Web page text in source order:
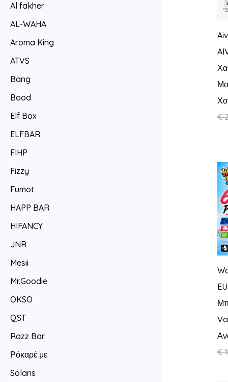
Al fakher
AL-WAHA
Aroma King
ATVS
Bang
Bood
Elf Box
ELFBAR
FIHP
Fizzy
Fumot
HAPP BAR
HIFANCY
JNR
Mesii
Mr.Goodie
OKSO
QST
Razz Bar
Ρόκαρέ με
Solaris
€
€